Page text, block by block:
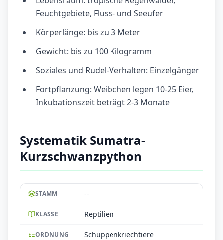
Feuchtgebiete, Fluss- und Seeufer
Körperlänge: bis zu 3 Meter
Gewicht: bis zu 100 Kilogramm
Soziales und Rudel-Verhalten: Einzelgänger
Fortpflanzung: Weibchen legen 10-25 Eier,
Inkubationszeit beträgt 2-3 Monate
Systematik Sumatra-
Kurzschwanzpython
STAMM --
KLASSE Reptilien
ORDNUNG Schuppenkriechtiere